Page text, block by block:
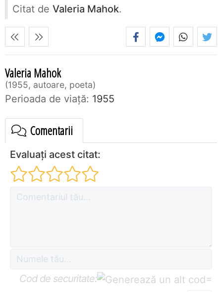
Citat de Valeria Mahok.
Valeria Mahok
1955, autoare, poeta
Perioada de viaţă: 1955
Comentarii
Evaluați acest citat:
Cod de securitate: =